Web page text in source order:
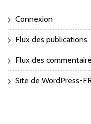
Connexion
Flux des publications
Flux des
Site de WordPress-